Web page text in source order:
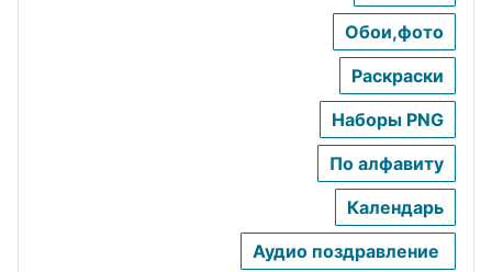
Обои,фото
Раскраски
Наборы PNG
По алфавиту
Календарь
Аудио поздравление